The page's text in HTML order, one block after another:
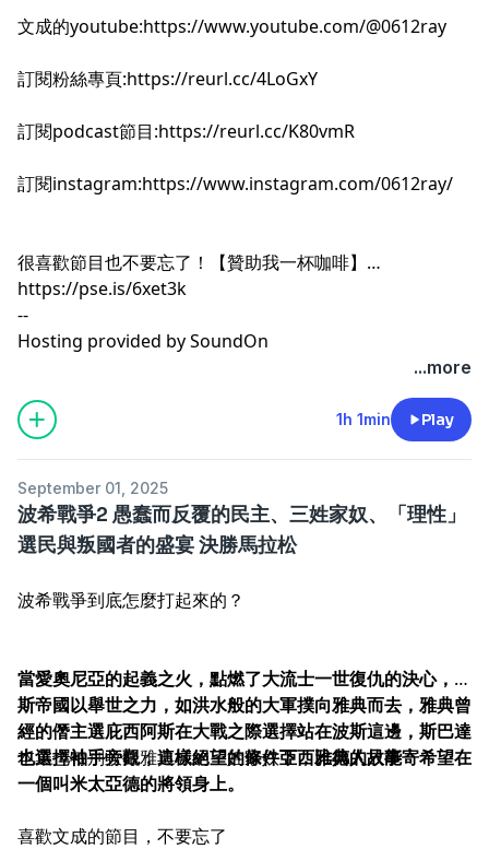
文成的youtube:https://www.youtube.com/@0612ray
訂閱粉絲專頁:https://reurl.cc/4LoGxY
訂閱podcast節目:https://reurl.cc/K80vmR
訂閱instagram:https://www.instagram.com/0612ray/
很喜歡節目也不要忘了！【贊助我一杯咖啡】
https://pse.is/6xet3k
--
Hosting provided bySoundOn
...more
1h 1min Play
September 01, 2025
波希戰爭2 愚蠢而反覆的民主、三姓家奴、「理性」
選民與叛國者的盛宴 決勝馬拉松
波希戰爭到底怎麼打起來的？
當愛奧尼亞的起義之火，點燃了大流士一世復仇的決心，波
斯帝國以舉世之力，如洪水般的大軍撲向雅典而去，雅典曾
經的僭主選庇西阿斯在大戰之際選擇站在波斯這邊，斯巴達
也選擇袖手旁觀，這樣絕望的條件下，雅典人只能寄希望在
一個叫米太亞德的將領身上。
本集也特別收錄雅典城的三姓家奴亞西比德的故事
喜歡文成的節目，不要忘了